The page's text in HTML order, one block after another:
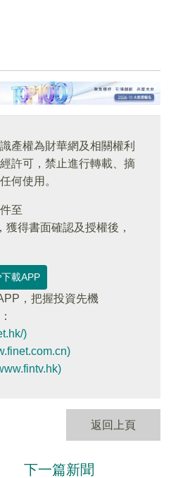
產權為財華網及相關權利
許可，禁止進行轉載、摘
何使用。
至
，獲得書面確認及授權後，
下載APP
，把握投資先機
)
返回上頁
下一篇新聞